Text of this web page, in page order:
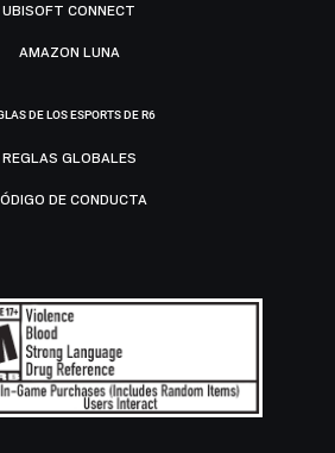
UBISOFT CONNECT
AMAZON LUNA
DE LOS ESPORTS DE R6
REGLAS GLOBALES
DE CONDUCTA